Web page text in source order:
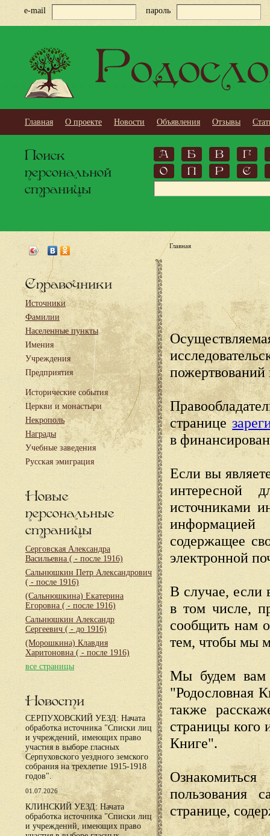
e-mail пароль
Главная О проекте Новости Объявления Отзывы
Поиск
персональной
страницы
А Б В
Г
О
П Р С
Справочники
Источники
Фамилии
Населенные пункты
Имения
Учреждения
Предприятия
Исторические события
Церкви и монастыри
Некрополь
Награды
Учебные заведения
Русская эмиграция
Новые
персональные
страницы
Серговская Александра
Васильевна ( - после 1916)
Сальнюшкин Петр Александрович
( - после 1916)
(Сальнюшкина) Екатерина
Егоровна ( - после 1916)
Сальнюшкин Александр
Сергеевич ( - до 1916)
(Морошкина) Клавдия
Харитоновна ( - после 1916)
все страницы
Новости
СЕРПУХОВСКИЙ УЕЗД: Начата
обработка источника "Списки лиц
и учреждений, имеющих право
участия в выборе гласных
Серпуховского уездного земского
собрания на трехлетие 1915-1918
годов".
01.07.2026
КЛИНСКИЙ УЕЗД: Начата
обработка источника "Списки лиц
и учреждений, имеющих право
Главная
пожертвований
странице
в
Если вы
интересной
источниками
содержащее
электронной
В случае, если
в том числе,
сообщить нам
тем, чтобы мы
Мы будем вам
"Родословная
также
страницы кого
Книге".
пользования
странице,